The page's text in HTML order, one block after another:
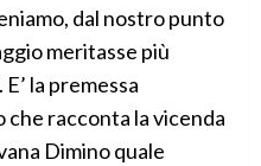
dal nostro punto
meritasse più
la premessa
che racconta la vicenda
Dimino quale